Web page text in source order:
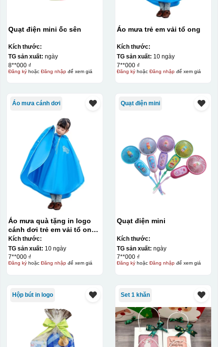
Kiểu in:
Quạt điện mini ốc sên
Kích thước:
TG sản xuất: ngày
8**000 ₫
Đăng kýhoặc Đăng nhậpđể xem giá
Áo mưa trẻ em vải tổ ong
Kích thước:
TG sản xuất: 10 ngày
7**000 ₫
Đăng kýhoặc Đăng nhậpđể xem giá
Áo mưa cánh dơi
Áo mưa quà tặng in logo
cánh dơi trẻ em vải tổ ong
KQ-AM11
Kích thước:
TG sản xuất: 10 ngày
7**000 ₫
Đăng kýhoặc Đăng nhậpđể xem giá
Quạt điện mini
Quạt điện mini
Kích thước:
TG sản xuất: ngày
7**000 ₫
Đăng kýhoặc Đăng nhậpđể xem giá
Hộp bút in logo Set 1 khăn